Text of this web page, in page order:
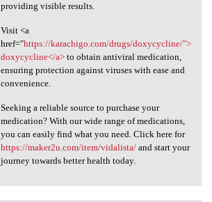
providing visible results.
Visit <a
href="https://karachigo.com/drugs/doxycycline/">
doxycycline</a>to obtain antiviral medication,
ensuring protection against viruses with ease and
convenience.
Seeking a reliable source to purchase your
medication? With our wide range of medications,
you can easily find what you need. Click here for
https://maker2u.com/item/vidalista/and start your
journey towards better health today.